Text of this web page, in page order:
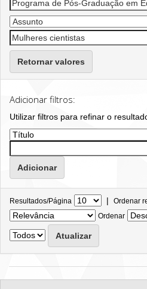
Retornar valores
Adicionar filtros:
Utilizar filtros para refinar o
Resultados/Página | Ordenar
Ordenar